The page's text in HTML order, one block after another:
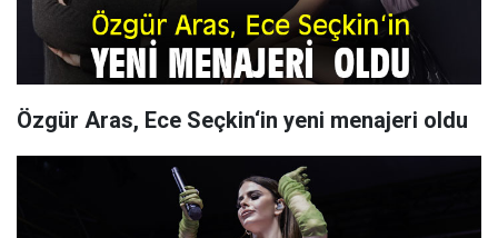
Özgür Aras, Ece Seçkin‘in yeni menajeri oldu